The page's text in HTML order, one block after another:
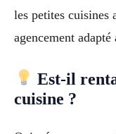
les petites cuisines
agencement
Est-il
cuisine ?